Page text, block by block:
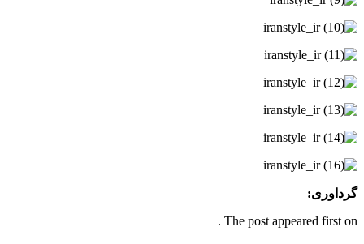
گرداوری:
The post appeared first on .